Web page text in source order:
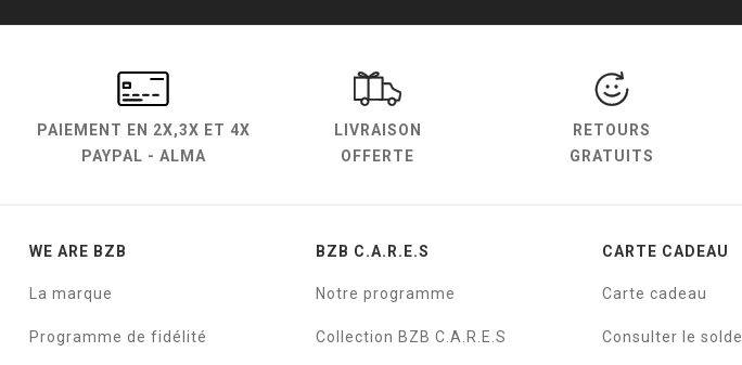
PAIEMENT EN 2X,3X ET 4X
PAYPAL - ALMA
LIVRAISON
OFFERTE
RETOURS
GRATUITS
WE ARE BZB
La marque
Programme de fidélité
BZB C.A.R.E.S
Notre programme
Collection BZB C.A.R.E.S
CARTE CADEAU
Carte cadeau
Consulter le solde